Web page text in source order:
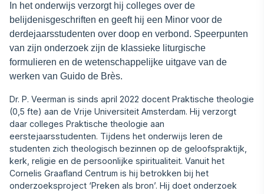
In het onderwijs verzorgt hij colleges over de
belijdenisgeschriften en geeft hij een Minor voor de
derdejaarsstudenten over doop en verbond. Speerpunten
van zijn onderzoek zijn de klassieke liturgische
formulieren en de wetenschappelijke uitgave van de
werken van Guido de Brès.
Dr. P. Veerman is sinds april 2022 docent Praktische theologie
(0,5 fte) aan de Vrije Universiteit Amsterdam. Hij verzorgt
daar colleges Praktische theologie aan
eerstejaarsstudenten. Tijdens het onderwijs leren de
studenten zich theologisch bezinnen op de geloofspraktijk,
kerk, religie en de persoonlijke spiritualiteit. Vanuit het
Cornelis Graafland Centrum is hij betrokken bij het
onderzoeksproject ‘Preken als bron’. Hij doet onderzoek